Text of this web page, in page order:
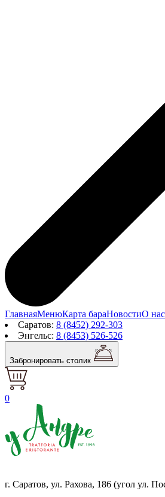
ГлавнаяМенюКарта бараНовостиО нас
Саратов: 8 (8452) 292-303
Энгельс: 8 (8453) 526-526
Забронировать столик
0
г. Саратов, ул. Рахова, 186 (угол ул.